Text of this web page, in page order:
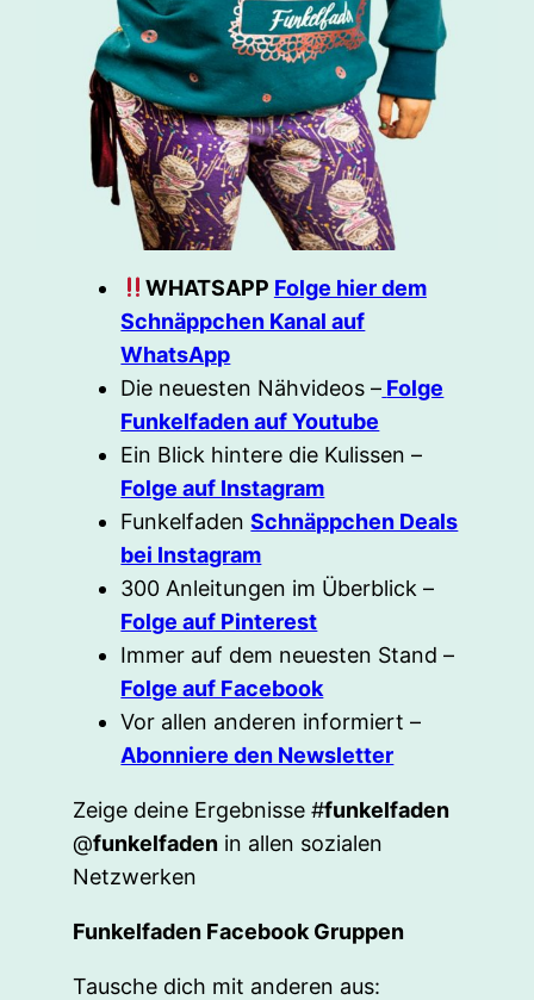
WHATSAPP Folge hier dem
Schnäppchen Kanal auf
WhatsApp
Die neuesten Nähvideos – Folge
Funkelfaden auf Youtube
Ein Blick hintere die Kulissen –
Folge auf Instagram
FunkelfadenSchnäppchen Deals
bei Instagram
300 Anleitungen im Überblick –
Folge auf Pinterest
Immer auf dem neuesten Stand –
Folge auf Facebook
Vor allen anderen informiert –
Abonniere den Newsletter
Zeige deine Ergebnisse #funkelfaden
@funkelfaden in allen sozialen
Netzwerken
Funkelfaden Facebook Gruppen
Tausche dich mit anderen aus: